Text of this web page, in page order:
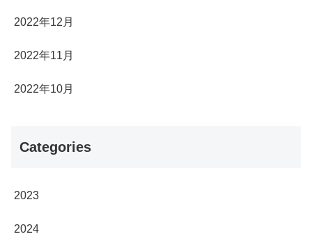
2022年12月
2022年11月
2022年10月
Categories
2023
2024